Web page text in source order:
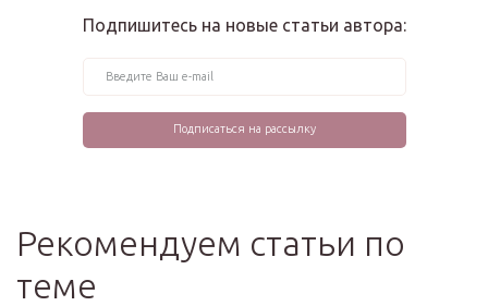
Подпишитесь на новые статьи автора:
Рекомендуем статьи по
теме